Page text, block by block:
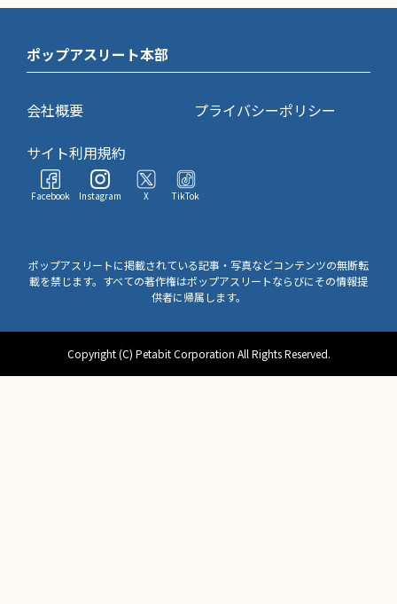
ポップアスリート本部
会社概要
プライバシーポリシー
サイト利用規約
Facebook Instagram X TikTok
ポップアスリートに掲載されている記事・写真などコンテンツの無断転
載を禁じます。すべての著作権はポップアスリートならびにその情報提
供者に帰属します。
Copyright (C) Petabit Corporation All Rights Reserved.